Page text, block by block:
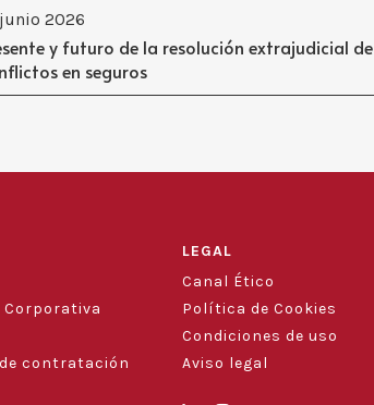
2026
y futuro de la resolución extrajudicial de
en seguros
Corporativa
contratación
LEGAL
Canal Ético
Política de Cookies
Condiciones de uso
Aviso legal